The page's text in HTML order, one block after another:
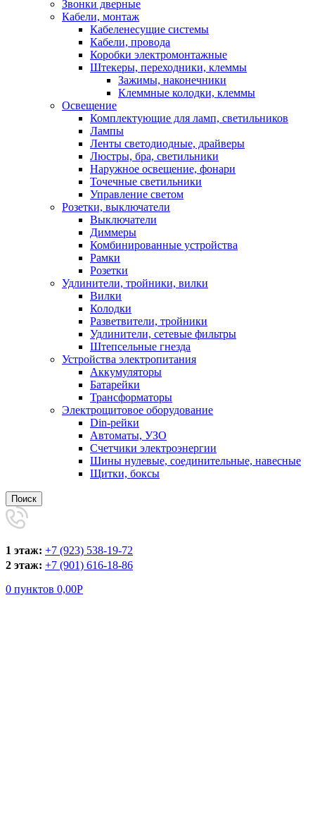
Звонки дверные
Кабели, монтаж
Кабеленесущие системы
Кабели, провода
Коробки электромонтажные
Штекеры, переходники, клеммы
Зажимы, наконечники
Клеммные колодки, клеммы
Освещение
Комплектующие для ламп, светильников
Лампы
Ленты светодиодные, драйверы
Люстры, бра, светильники
Наружное освещение, фонари
Точечные светильники
Управление светом
Розетки, выключатели
Выключатели
Диммеры
Комбинированные устройства
Рамки
Розетки
Удлинители, тройники, вилки
Вилки
Колодки
Разветвители, тройники
Удлинители, сетевые фильтры
Штепсельные гнезда
Устройства электропитания
Аккумуляторы
Батарейки
Трансформаторы
Электрощитовое оборудование
Din-рейки
Автоматы, УЗО
Счетчики электроэнергии
Шины нулевые, соединительные, навесные
Щитки, боксы
Поиск
1 этаж: +7 (923) 538-19-72
2 этаж: +7 (901) 616-18-86
0 пунктов 0,00Р